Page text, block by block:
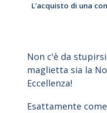
L’acquisto di una
Non c'è da
maglietta sia la
Eccellenza!
Esattamente